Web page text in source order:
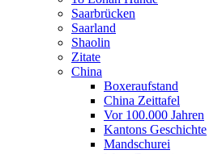
Saarbrücken
Saarland
Shaolin
Zitate
China
Boxeraufstand
China Zeittafel
Vor 100.000 Jahren
Kantons Geschichte
Mandschurei